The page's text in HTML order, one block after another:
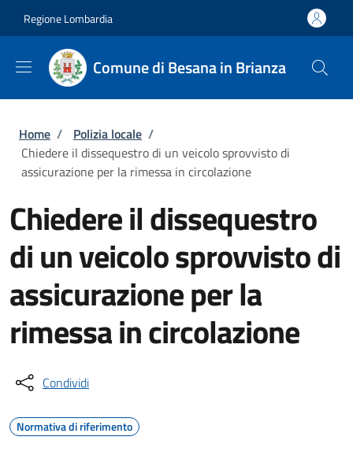
Regione Lombardia
Comune di Besana in Brianza
Briciole di pane
Home / Polizia locale /
Chiedere il dissequestro di un veicolo sprovvisto di
assicurazione per la rimessa in circolazione
Chiedere il dissequestro
di un veicolo sprovvisto di
assicurazione per la
rimessa in circolazione
Condividi
Normativa di riferimento